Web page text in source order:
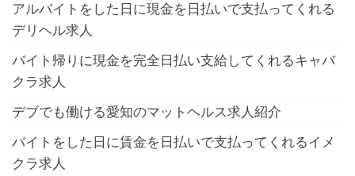
アルバイトをした日に現金を日払いで支払ってくれる
デリヘル求人
バイト帰りに現金を完全日払い支給してくれるキャバ
クラ求人
デブでも働ける愛知のマットヘルス求人紹介
バイトをした日に賃金を日払いで支払ってくれるイメ
クラ求人